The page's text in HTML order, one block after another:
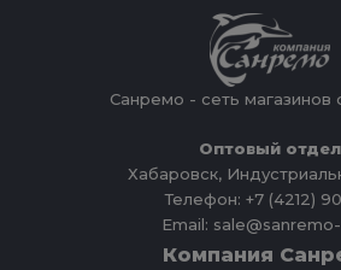
Санремо - сеть магазинов
Оптовый отдел
Хабаровск,
Телефон: +7 (4212)
Email:
Компания